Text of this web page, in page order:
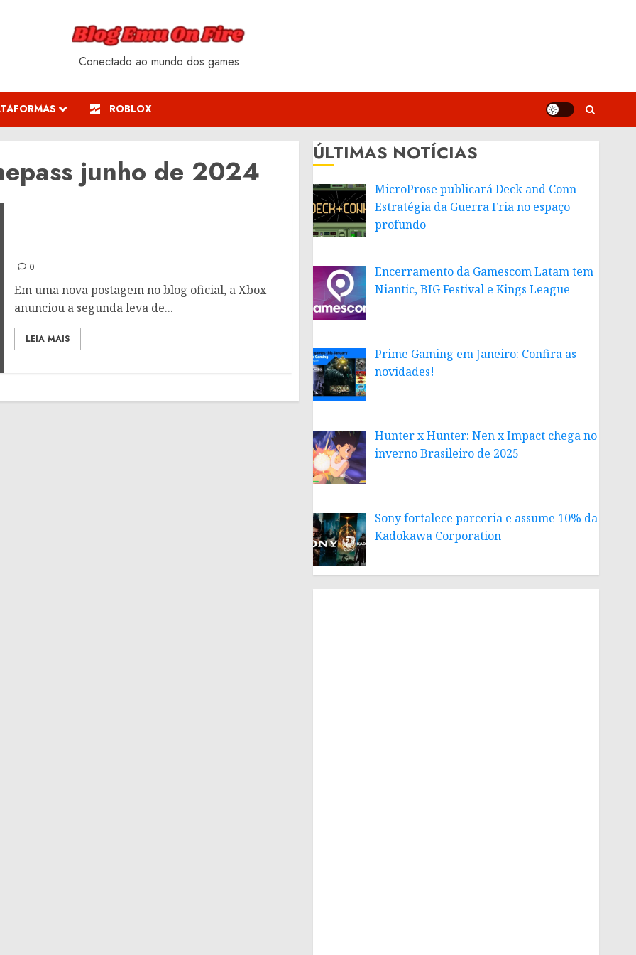
Conectado ao mundo dos games
ROBLOX
junho de 2024
0
Em uma nova postagem no blog oficial, a Xbox
anunciou a segunda leva de...
LEIA MAIS
ÚLTIMAS NOTÍCIAS
MicroProse publicará Deck and Conn –
Estratégia da Guerra Fria no espaço
profundo
Encerramento da Gamescom Latam tem
Niantic, BIG Festival e Kings League
Prime Gaming em Janeiro: Confira as
novidades!
Hunter x Hunter: Nen x Impact chega no
inverno Brasileiro de 2025
Sony fortalece parceria e assume 10% da
Kadokawa Corporation